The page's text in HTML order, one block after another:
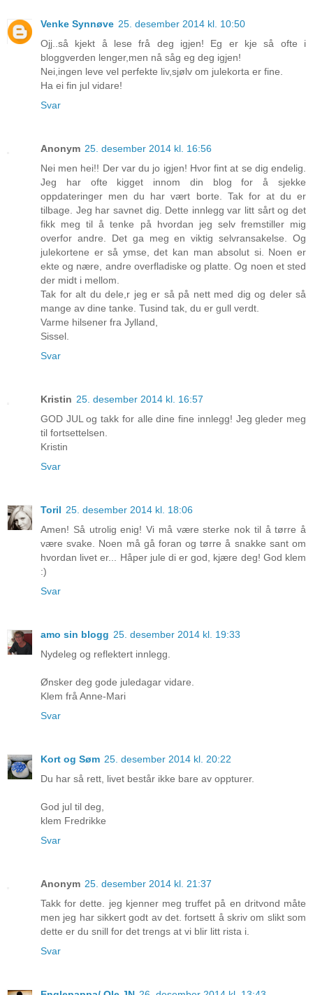
Venke Synnøve 25. desember 2014 kl. 10:50
Ojj..så kjekt å lese frå deg igjen! Eg er kje så ofte i
bloggverden lenger,men nå såg eg deg igjen!
Nei,ingen leve vel perfekte liv,sjølv om julekorta er fine.
Ha ei fin jul vidare!
Svar
Anonym 25. desember 2014 kl. 16:56
Nei men hei!! Der var du jo igjen! Hvor fint at se dig endelig.
Jeg har ofte kigget innom din blog for å sjekke
oppdateringer men du har vært borte. Tak for at du er
tilbage. Jeg har savnet dig. Dette innlegg var litt sårt og det
fikk meg til å tenke på hvordan jeg selv fremstiller mig
overfor andre. Det ga meg en viktig selvransakelse. Og
julekortene er så ymse, det kan man absolut si. Noen er
ekte og nære, andre overfladiske og platte. Og noen et sted
der midt i mellom.
Tak for alt du dele,r jeg er så på nett med dig og deler så
mange av dine tanke. Tusind tak, du er gull verdt.
Varme hilsener fra Jylland,
Sissel.
Svar
Kristin 25. desember 2014 kl. 16:57
GOD JUL og takk for alle dine fine innlegg! Jeg gleder meg
til fortsettelsen.
Kristin
Svar
Toril 25. desember 2014 kl. 18:06
Amen! Så utrolig enig! Vi må være sterke nok til å tørre å
være svake. Noen må gå foran og tørre å snakke sant om
hvordan livet er... Håper jule di er god, kjære deg! God klem
:)
Svar
amo sin blogg 25. desember 2014 kl. 19:33
Nydeleg og reflektert innlegg.
Ønsker deg gode juledagar vidare.
Klem frå Anne-Mari
Svar
Kort og Søm 25. desember 2014 kl. 20:22
Du har så rett, livet består ikke bare av oppturer.
God jul til deg,
klem Fredrikke
Svar
Anonym 25. desember 2014 kl. 21:37
Takk for dette. jeg kjenner meg truffet på en dritvond måte
men jeg har sikkert godt av det. fortsett å skriv om slikt som
dette er du snill for det trengs at vi blir litt rista i.
Svar